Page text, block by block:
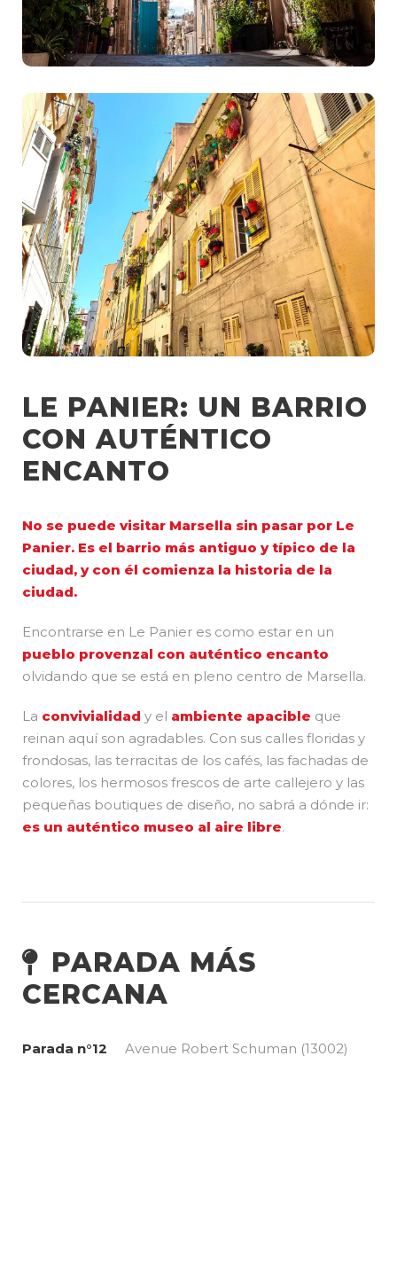
LE PANIER: UN BARRIO
CON AUTÉNTICO
ENCANTO
No se puede visitar Marsella sin pasar por Le
Panier. Es el barrio más antiguo y típico de la
ciudad, y con él comienza la historia de la
ciudad.
Encontrarse en Le Panier es como estar en un
pueblo provenzal con auténtico encanto
olvidando que se está en pleno centro de Marsella.
La convivialidad y el ambiente apacible que
reinan aquí son agradables. Con sus calles floridas y
frondosas, las terracitas de los cafés, las fachadas de
colores, los hermosos frescos de arte callejero y las
pequeñas boutiques de diseño, no sabrá a dónde ir:
es un auténtico museo al aire libre.
PARADA MÁS
CERCANA
Parada n°12 Avenue Robert Schuman (13002)